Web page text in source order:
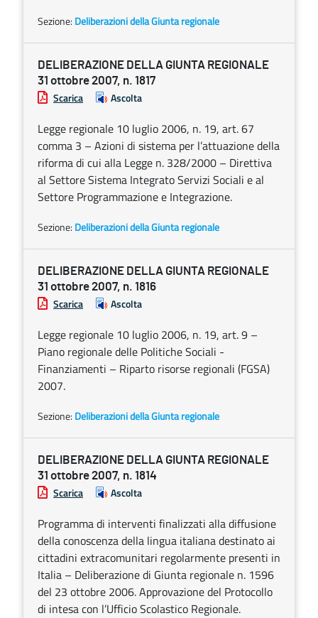
Sezione: Deliberazioni della Giunta regionale
DELIBERAZIONE DELLA GIUNTA REGIONALE
31 ottobre 2007, n. 1817
Scarica Ascolta
Legge regionale 10 luglio 2006, n. 19, art. 67
comma 3 – Azioni di sistema per l’attuazione della
riforma di cui alla Legge n. 328/2000 – Direttiva
al Settore Sistema Integrato Servizi Sociali e al
Settore Programmazione e Integrazione.
Sezione: Deliberazioni della Giunta regionale
DELIBERAZIONE DELLA GIUNTA REGIONALE
31 ottobre 2007, n. 1816
Scarica Ascolta
Legge regionale 10 luglio 2006, n. 19, art. 9 –
Piano regionale delle Politiche Sociali -
Finanziamenti – Riparto risorse regionali (FGSA)
2007.
Sezione: Deliberazioni della Giunta regionale
DELIBERAZIONE DELLA GIUNTA REGIONALE
31 ottobre 2007, n. 1814
Scarica Ascolta
Programma di interventi finalizzati alla diffusione
della conoscenza della lingua italiana destinato ai
cittadini extracomunitari regolarmente presenti in
Italia – Deliberazione di Giunta regionale n. 1596
del 23 ottobre 2006. Approvazione del Protocollo
di intesa con l’Ufficio Scolastico Regionale.